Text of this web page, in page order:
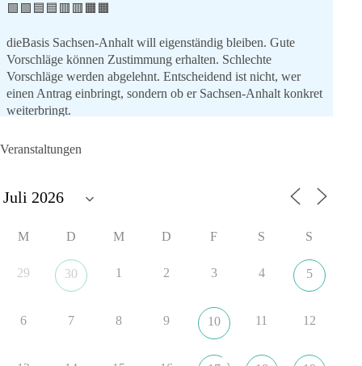
🟩🟩🟦🟦🟥🟥🟧🟧
dieBasis Sachsen-Anhalt will eigenständig bleiben. Gute
Vorschläge können Zustimmung erhalten. Schlechte
Vorschläge werden abgelehnt. Entscheidend ist nicht, wer
einen Antrag einbringt, sondern ob er Sachsen-Anhalt konkret
weiterbringt.
Ablehnung. Keine politische Verschmelzung.
Entscheidungen? 👇
#dieBasis #SachsenAnhalt #Landtagswahl2026
#Kooperation
Veranstaltungen
M D M D F S S
29 30 1 2 3 4 5
6 7 8 9 10 11 12